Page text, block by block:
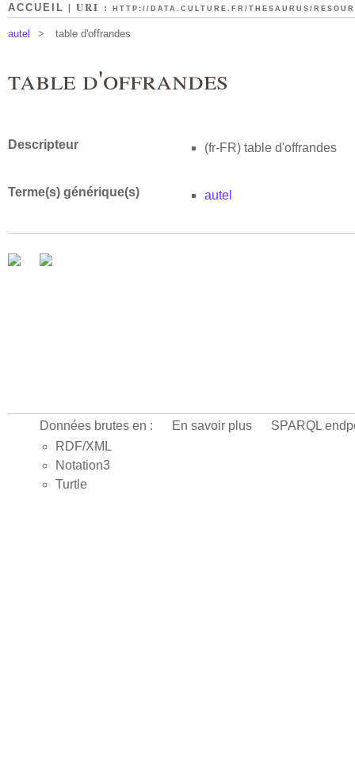
ACCUEIL | URI : HTTP://DATA.CULTURE.FR/THESAURUS/
autel > table d'offrandes
table d'offrandes
Descripteur (fr-FR) table d'offrandes
Terme(s) générique(s) autel
Données brutes en :
RDF/XML
Notation3
Turtle
En savoir plus SPARQL